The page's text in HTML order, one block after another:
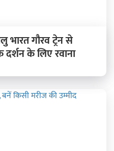
भारत गौरव ट्रेन से
दर्शन के लिए रवाना